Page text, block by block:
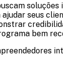
soluções
seus
bem